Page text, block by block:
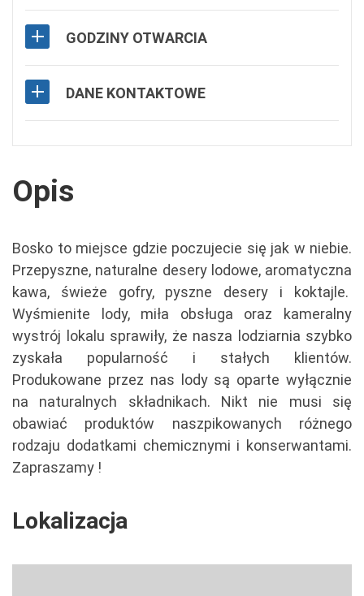
GODZINY OTWARCIA
DANE KONTAKTOWE
Opis
Bosko to miejsce gdzie poczujecie się jak w niebie.
Przepyszne, naturalne desery lodowe, aromatyczna
kawa, świeże gofry, pyszne desery i koktajle.
Wyśmienite lody, miła obsługa oraz kameralny
wystrój lokalu sprawiły, że nasza lodziarnia szybko
zyskała popularność i stałych klientów.
Produkowane przez nas l ody są oparte wyłącznie
na naturalnych składnikach. Nikt nie musi się
obawiać produktów naszpikowanych różnego
rodzaju dodatkami chemicznymi i konserwantami.
Zapraszamy !
Lokalizacja